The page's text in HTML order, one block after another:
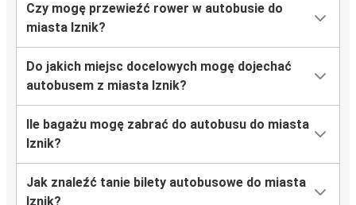
Czy mogę przewieźć rower w autobusie do
miasta Iznik?
Do jakich miejsc docelowych mogę dojechać
autobusem z miasta Iznik?
Ile bagażu mogę zabrać do autobusu do miasta
Iznik?
Jak znaleźć tanie bilety autobusowe do miasta
Iznik?